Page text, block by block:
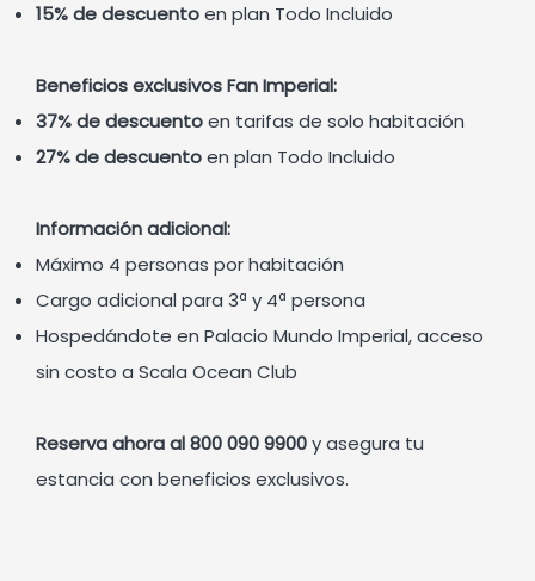
15% de descuentoen plan Todo Incluido
Beneficios exclusivos Fan Imperial:
37% de descuentoen tarifas de solo habitación
27% de descuentoen plan Todo Incluido
Información adicional:
Máximo 4 personas por habitación
Cargo adicional para 3ª y 4ª persona
Hospedándote en Palacio Mundo Imperial, acceso
sin costo a Scala Ocean Club
Reserva ahora al 800 090 9900y asegura tu
estancia con beneficios exclusivos.